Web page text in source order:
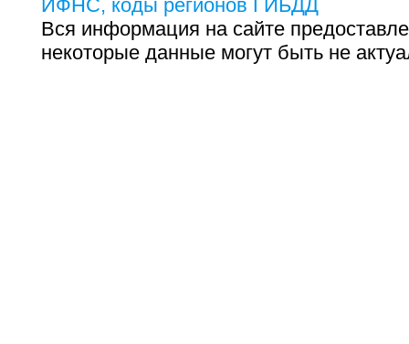
ИФНС, коды регионов ГИБДД
Вся информация на сайте
некоторые данные могут быть не